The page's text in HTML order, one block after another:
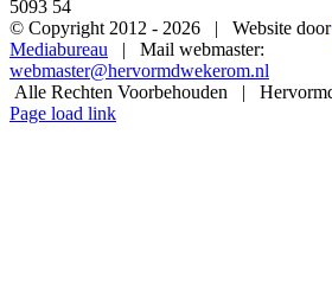
5093 54
© Copyright 2012 - 2026 | Website door
Mediabureau | Mail webmaster:
webmaster@hervormdwekerom.nl
Alle Rechten Voorbehouden |
Page load link